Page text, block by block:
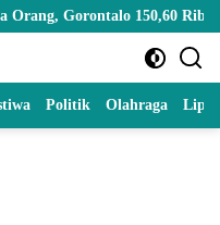
150,60 Ribu Jiwa
Politik Olahraga